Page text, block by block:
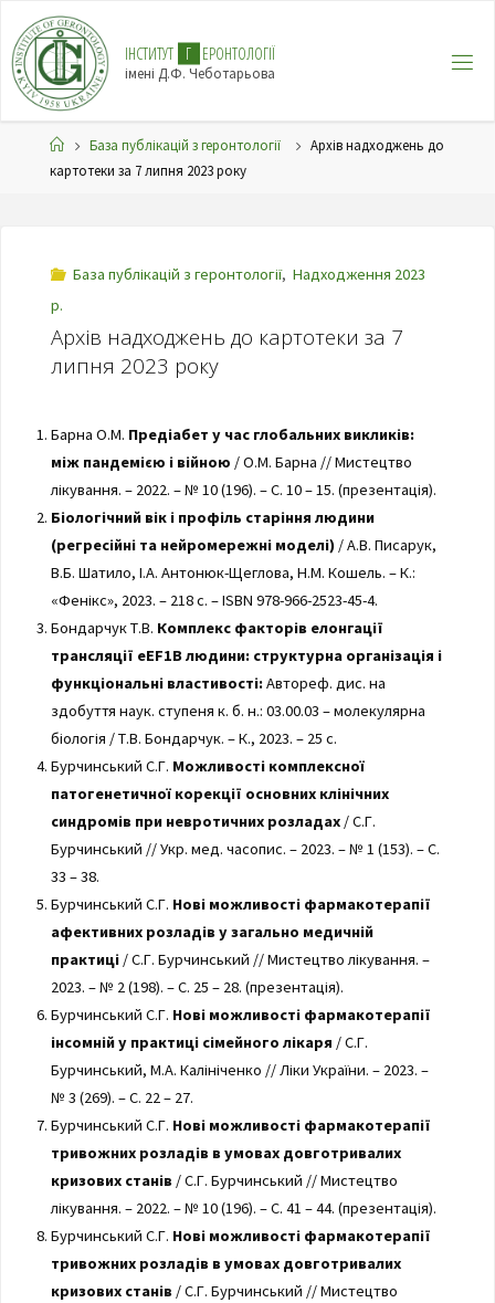
ІНСТИТУТ Г ЕРОНТОЛОГІЇ
імені Д.Ф. Чеботарьова
База публікацій з геронтології
Архів надходжень до
картотеки за 7 липня 2023 року
База публікацій з геронтології, Надходження 2023
р.
Архів надходжень до картотеки за 7
липня 2023 року
Барна О.М. Предіабет у час глобальних викликів:
між пандемією і війною / О.М. Барна // Мистецтво
лікування. – 2022. – № 10 (196). – С. 10 – 15. (презентація).
Біологічний вік і профіль старіння людини
(регресійні та нейромережні моделі)/ А.В. Писарук,
В.Б. Шатило, І.А. Антонюк-Щеглова, Н.М. Кошель. – К.:
«Фенікс», 2023. – 218 с. – ISBN 978-966-2523-45-4.
Бондарчук Т.В. Комплекс факторів елонгації
трансляції eEF1B людини: структурна організація і
функціональні властивості:Автореф. дис. на
здобуття наук. ступеня к. б. н.: 03.00.03 – молекулярна
біологія / Т.В. Бондарчук. – К., 2023. – 25 с.
Бурчинський С.Г. Можливості комплексної
патогенетичної корекції основних клінічних
синдромів при невротичних розладах/ С.Г.
Бурчинський // Укр. мед. часопис. – 2023. – № 1 (153). – С.
33 – 38.
Бурчинський С.Г. Нові можливості фармакотерапії
афективних розладів у загально медичній
практиці/ С.Г. Бурчинський // Мистецтво лікування. –
2023. – № 2 (198). – С. 25 – 28. (презентація).
Бурчинський С.Г. Нові можливості фармакотерапії
інсомній у практиці сімейного лікаря / С.Г.
Бурчинський, М.А. Калініченко // Ліки України. – 2023. –
№ 3 (269). – С. 22 – 27.
Бурчинський С.Г. Нові можливості фармакотерапії
тривожних розладів в умовах довготривалих
кризових станів / С.Г. Бурчинський // Мистецтво
лікування. – 2022. – № 10 (196). – С. 41 – 44. (презентація).
Бурчинський С.Г. Нові можливості фармакотерапії
тривожних розладів в умовах довготривалих
кризових станів / С.Г. Бурчинський // Мистецтво